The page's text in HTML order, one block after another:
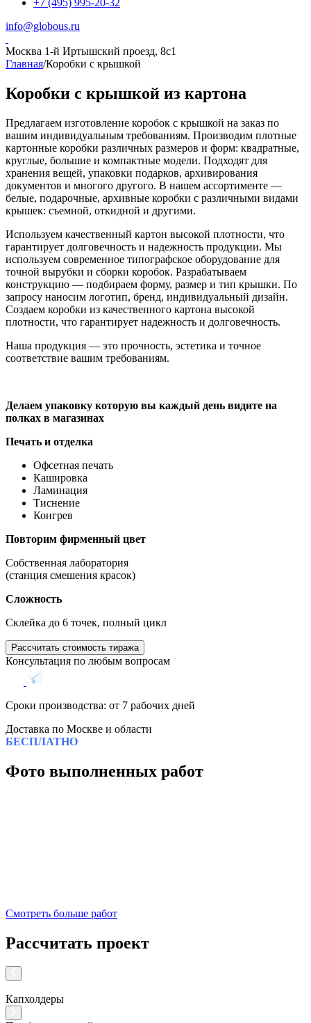
+7 (495) 995-20-32
info@globous.ru
Москва 1-й Иртышский проезд, 8с1
Главная/Коробки с крышкой
Коробки с крышкой из картона
Предлагаем изготовление коробок с крышкой на заказ по
вашим индивидуальным требованиям. Производим плотные
картонные коробки различных размеров и форм: квадратные,
круглые, большие и компактные модели. Подходят для
хранения вещей, упаковки подарков, архивирования
документов и многого другого. В нашем ассортименте —
белые, подарочные, архивные коробки с различными видами
крышек: съемной, откидной и другими.
Используем качественный картон высокой плотности, что
гарантирует долговечность и надежность продукции. Мы
используем современное типографское оборудование для
точной вырубки и сборки коробок. Разрабатываем
конструкцию — подбираем форму, размер и тип крышки. По
запросу наносим логотип, бренд, индивидуальный дизайн.
Создаем коробки из качественного картона высокой
плотности, что гарантирует надежность и долговечность.
Наша продукция — это прочность, эстетика и точное
соответствие вашим требованиям.
Делаем упаковку которую вы каждый день видите на
полках в магазинах
Печать и отделка
Офсетная печать
Кашировка
Ламинация
Тиснение
Конгрев
Повторим фирменный цвет
Собственная лаборатория
(станция смешения красок)
Сложность
Cклейка до 6 точек, полный цикл
Рассчитать стоимость тиража
Консультация по любым вопросам
Сроки производства: от 7 рабочих дней
Доставка по Москве и области
БЕСПЛАТНО
Фото выполненных работ
Смотреть больше работ
Рассчитать проект
Капхолдеры